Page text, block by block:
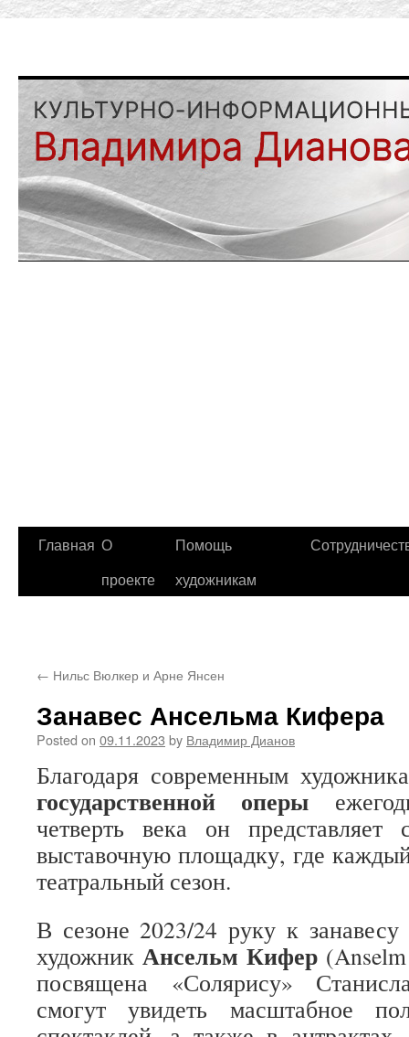
Главная О
проекте
Помощь
художникам
← Нильс Вюлкер и Арне Янсен
Занавес Ансельма Кифера
Posted on 09.11.2023 by Владимир Дианов
Благодаря современным
государственной оперы
четверть века он представляет
выставочную площадку, где
театральный сезон.
В сезоне 2023/24 руку к
художник Ансельм Кифер(Anselm
посвящена «Солярису»
смогут увидеть масштабное